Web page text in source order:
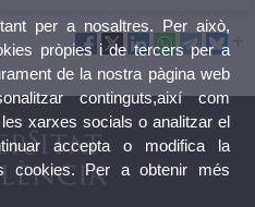
per a nosaltres. Per això,
pròpies i de tercers per a
de la nostra pàgina web
continguts,així com
xarxes socials o analitzar el
accepta o modifica la
cookies. Per a obtenir més